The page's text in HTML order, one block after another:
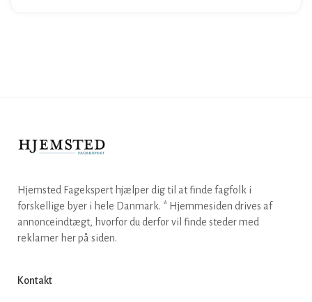
Hjemsted Fagekspert hjælper dig til at finde fagfolk i
forskellige byer i hele Danmark. * Hjemmesiden drives af
annonceindtægt, hvorfor du derfor vil finde steder med
reklamer her på siden.
Kontakt